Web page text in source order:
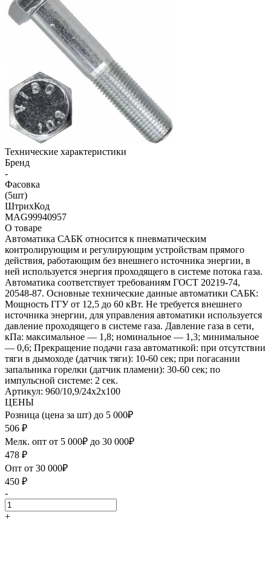
Технические характеристики
Бренд
-
Фасовка
(5шт)
ШтрихКод
MAG99940957
О товаре
Автоматика САБК относится к пневматическим
контролирующим и регулирующим устройствам прямого
действия, работающим без внешнего источника энергии, в
ней используется энергия проходящего в системе потока газа.
Автоматика соответствует требованиям ГОСТ 20219-74,
20548-87. Основные технические данные автоматики САБК:
Мощность ГГУ от 12,5 до 60 кВт. Не требуется внешнего
источника энергии, для управления автоматики используется
давление проходящего в системе газа. Давление газа в сети,
кПа: максимальное — 1,8; номинальное — 1,3; минимальное
— 0,6; Прекращение подачи газа автоматикой: при отсутствии
тяги в дымоходе (датчик тяги): 10-60 сек; при погасании
запальника горелки (датчик пламени): 30-60 сек; по
импульсной системе: 2 сек.
Артикул: 960/10,9/24х2х100
ЦЕНЫ
Розница (цена за шт) до 5 000₽
506 ₽
Мелк. опт от 5 000₽ до 30 000₽
478 ₽
Опт от 30 000₽
450 ₽
-
+